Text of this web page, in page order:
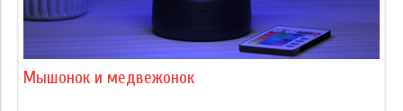
Мышонок и медвежонок